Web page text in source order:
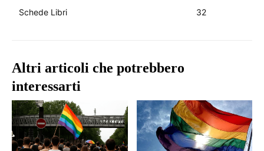
Schede Libri
32
Altri articoli che potrebbero
interessarti